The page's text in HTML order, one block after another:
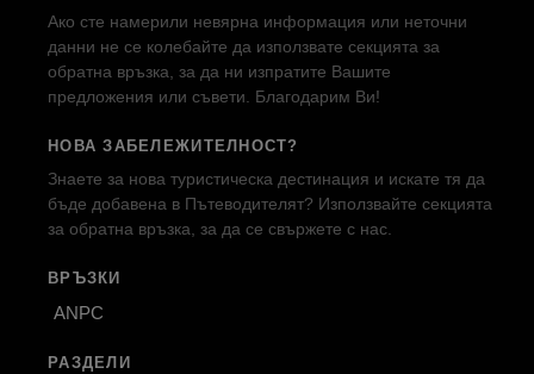
Ако сте намерили невярна информация или неточни
данни не се колебайте да използвате секцията за
обратна връзка, за да ни изпратите Вашите
предложения или съвети. Благодарим Ви!
НОВА ЗАБЕЛЕЖИТЕЛНОСТ?
Знаете за нова туристическа дестинация и искате тя да
бъде добавена в Пътеводителят? Използвайте секцията
за обратна връзка, за да се свържете с нас.
ВРЪЗКИ
ANPC
РАЗДЕЛИ